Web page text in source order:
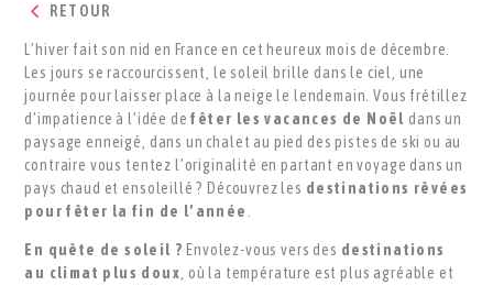
RETOUR
L’hiver fait son nid en France en cet heureux mois de décembre.
Les jours se raccourcissent, le soleil brille dans le ciel, une
journée pour laisser place à la neige le lendemain. Vous frétillez
d’impatience à l’idée defêter les vacances de Noël dans un
paysage enneigé, dans un chalet au pied des pistes de ski ou au
contraire vous tentez l’originalité en partant en voyage dans un
pays chaud et ensoleillé ? Découvrez les destinations rêvées
pour fêter la fin de l’année
En quête de soleil ? Envolez-vous vers des destinations
au climat plus doux
, où la température est plus agréable et